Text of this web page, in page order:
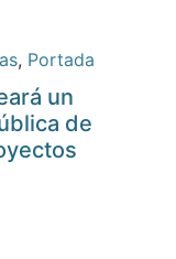
, Portada
un
de